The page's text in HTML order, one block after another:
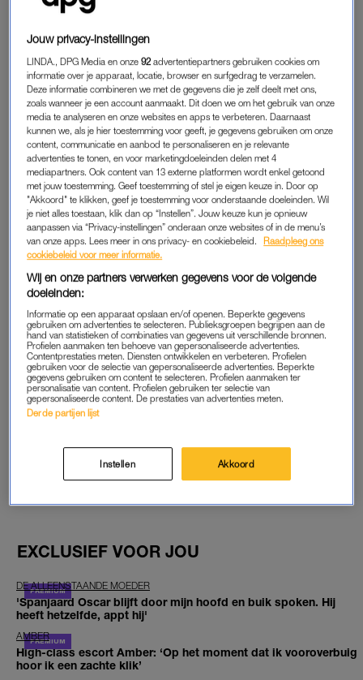
LEES VERDER MET
PREMIUM
Krijg onbeperkt toegang tot alle
artikelen
Lees LINDA.magazine online
Geniet van te gekke winacties en
lekkere puzzels
Maandelijks opzegbaar
START GRATIS MAAND
Daarna €5,95 per maand
Al abonnee? Log in
GOED ARTIKEL? DELEN MAAR.
EXCLUSIEF VOOR JOU
DE ALLEENSTAANDE MOEDER
'Spanjaard Oscar blijft door mijn hoofd en buik spoken. Hij
heeft hetzelfde, appt hij'
AMBER
High-class escort Amber: ‘Op het moment dat ik vooroverbuig
hoor ik een zachte klik’
Jouw privacy-instellingen
LINDA., DPG Media en onze92 advertentiepartners gebruiken cookies om
informatie over je apparaat, locatie, browser en surfgedrag te verzamelen.
Deze informatie combineren we met de gegevens die je zelf deelt met ons,
zoals wanneer je een account aanmaakt. Dit doen we om het gebruik van onze
media te analyseren en onze websites en apps te verbeteren. Daarnaast
kunnen we, als je hier toestemming voor geeft, je gegevens gebruiken om onze
content, communicatie en aanbod te personaliseren en je relevante
advertenties te tonen, en voor marketingdoeleinden delen met 4
mediapartners. Ook content van 13 externe platformen wordt enkel getoond
met jouw toestemming. Geef toestemming of stel je eigen keuze in. Door op
"Akkoord" te klikken, geef je toestemming voor onderstaande doeleinden. Wil
je niet alles toestaan, klik dan op “Instellen”. Jouw keuze kun je opnieuw
aanpassen via “Privacy-instellingen” onderaan onze websites of in de menu’s
van onze apps. Lees meer in ons privacy- en cookiebeleid.
Raadpleeg ons
cookiebeleid voor meer informatie.
Wij en onze partners verwerken gegevens voor de volgende
doeleinden:
Informatie op een apparaat opslaan en/of openen. Beperkte gegevens
gebruiken om advertenties te selecteren. Publieksgroepen begrijpen aan de
hand van statistieken of combinaties van gegevens uit verschillende bronnen.
Profielen aanmaken ten behoeve van gepersonaliseerde advertenties.
Contentprestaties meten. Diensten ontwikkelen en verbeteren. Profielen
gebruiken voor de selectie van gepersonaliseerde advertenties. Beperkte
gegevens gebruiken om content te selecteren. Profielen aanmaken ter
personalisatie van content. Profielen gebruiken ter selectie van
gepersonaliseerde content. De prestaties van advertenties meten.
Derde partijen lijst
Instellen Akkoord